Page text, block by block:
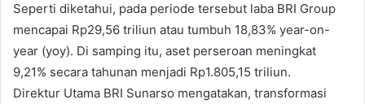
Seperti diketahui, pada periode tersebut laba BRI Group
mencapai Rp29,56 triliun atau tumbuh 18,83% year-on-
year (yoy). Di samping itu, aset perseroan meningkat
9,21% secara tahunan menjadi Rp1.805,15 triliun.
Direktur Utama BRI Sunarso mengatakan, transformasi